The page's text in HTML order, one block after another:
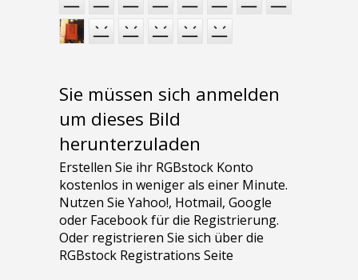
Sie müssen sich anmelden
um dieses Bild
herunterzuladen